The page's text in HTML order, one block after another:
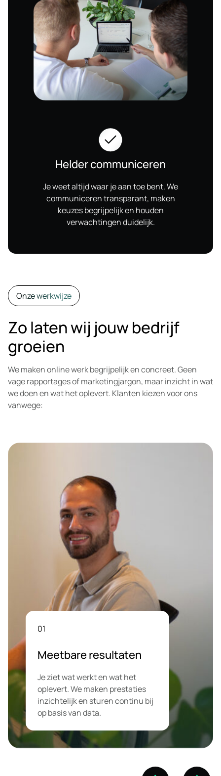
Helder communiceren
Je weet altijd waar je aan toe bent. We
communiceren transparant, maken
keuzes begrijpelijk en houden
verwachtingen duidelijk.
Onze werkwijze
Zo laten wij jouw bedrijf
groeien
We maken online werk begrijpelijk en concreet. Geen
vage rapportages of marketingjargon, maar inzicht in wat
we doen en wat het oplevert. Klanten kiezen voor ons
vanwege:
01
Meetbare resultaten
Je ziet wat werkt en wat het
oplevert. We maken prestaties
inzichtelijk en sturen continu bij
op basis van data.